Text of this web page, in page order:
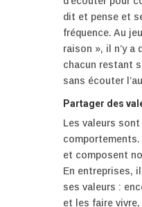
dit et pense et
fréquence. Au
raison », il n’y a
chacun restant
sans écouter
Partager des
Les valeurs
et composent
En entreprises,
ses valeurs :
et les faire